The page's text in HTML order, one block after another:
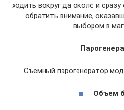
ходить вокруг да около и
обратить внимание,
выбором в
Съемный парогенератор
Объем